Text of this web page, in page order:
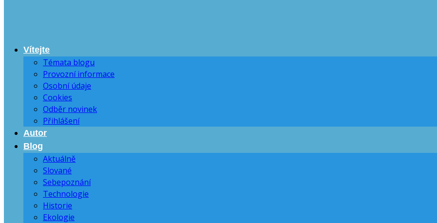
Vítejte
Témata blogu
Provozní informace
Osobní údaje
Cookies
Odběr novinek
Přihlášení
Autor
Blog
Aktuálně
Slované
Sebepoznání
Technologie
Historie
Ekologie